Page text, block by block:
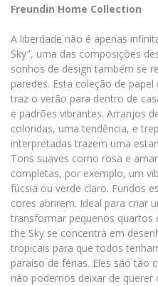
Freundin Home Collection
A liberdade não é apenas
Sky", uma das composições
sonhos de design também se
paredes. Esta coleção de
traz o verão para dentro de
e padrões vibrantes. Arranjos
coloridas, uma tendência, e
interpretadas trazem uma
Tons suaves como rosa e
completas, por exemplo, um
fúcsia ou verde claro. Fundos
cores abrirem. Ideal para criar
transformar pequenos quartos
the Sky se concentra em
tropicais para que todos
paraíso de férias. Eles são tão
não podemos deixar de querer